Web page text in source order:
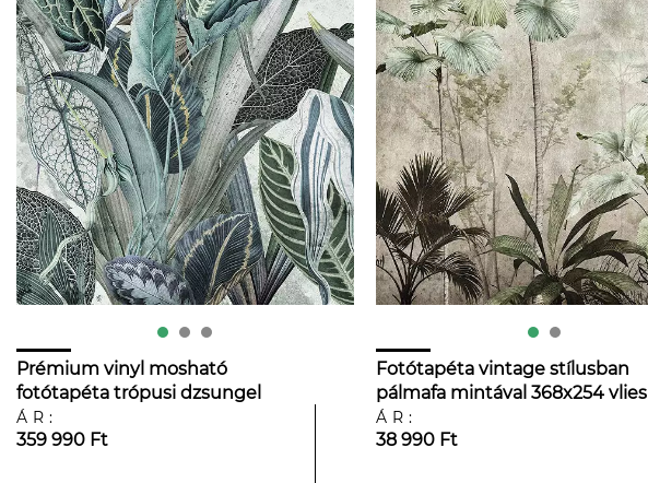
Prémium vinyl mosható
fotótapéta trópusi dzsungel
mintával
ÁR:
359 990 Ft
Fotótapéta vintage stílusban
pálmafa mintával 368x254 vlies
ÁR:
38 990 Ft